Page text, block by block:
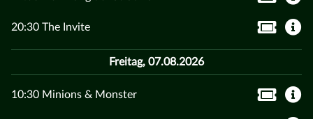
20:30 The Invite
Freitag, 07.08.2026
10:30 Minions & Monster